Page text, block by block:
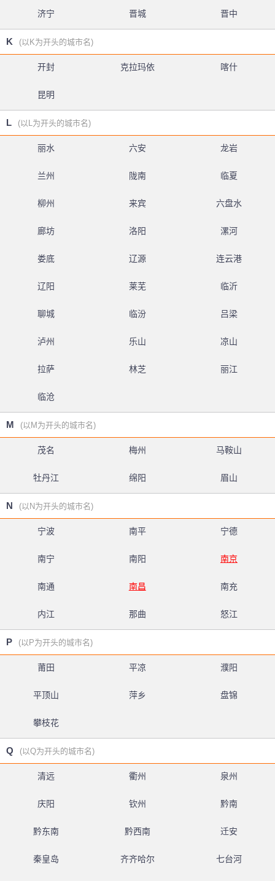
济宁 晋城 晋中
K (以K为开头的城市名)
开封 克拉玛依 喀什
昆明
L (以L为开头的城市名)
丽水 六安 龙岩
兰州 陇南 临夏
柳州 来宾 六盘水
廊坊 洛阳 漯河
娄底 辽源 连云港
辽阳 莱芜 临沂
聊城 临汾 吕梁
泸州 乐山 凉山
拉萨 林芝 丽江
临沧
M (以M为开头的城市名)
茂名 梅州 马鞍山
牡丹江 绵阳 眉山
N (以N为开头的城市名)
宁波 南平 宁德
南宁 南阳 南京
南通 南昌 南充
内江 那曲 怒江
P (以P为开头的城市名)
莆田 平凉 濮阳
平顶山 萍乡 盘锦
攀枝花
Q (以Q为开头的城市名)
清远 衢州 泉州
庆阳 钦州 黔南
黔东南 黔西南 迁安
秦皇岛 齐齐哈尔 七台河